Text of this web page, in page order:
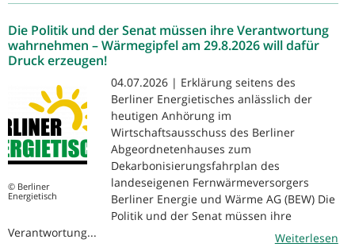
Die Politik und der Senat müssen ihre Verantwortung
wahrnehmen – Wärmegipfel am 29.8.2026 will dafür
Druck erzeugen!
© Berliner
Energietisch
04.07.2026 | Erklärung seitens des
Berliner Energietisches anlässlich der
heutigen Anhörung im
Wirtschaftsausschuss des Berliner
Abgeordnetenhauses zum
Dekarbonisierungsfahrplan des
landeseigenen Fernwärmeversorgers
Berliner Energie und Wärme AG (BEW) Die
Politik und der Senat müssen ihre
Verantwortung...
Weiterlesen